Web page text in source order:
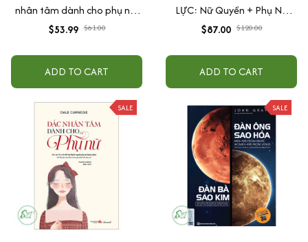
nhân tâm dành cho phụ nữ,
Quý Cô Thịnh Vượng - Khi
Tâm kế phụ nữ, Hãy yêu bằng
lý trí
$53.99 $61.00
ADD TO CART
LỰC: Nữ Quyền + Phụ Nữ
Biết Nói + Đàn Ông Sao Hỏa,
Giờ Theo Đuổi Đàn Ông +
Đàn Ông Bóc Phốt Đàn Ông
$87.00 $120.00
ADD TO CART
SALE SALE